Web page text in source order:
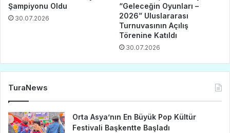
Şampiyonu Oldu
30.07.2026
“Geleceğin Oyunları –
2026” Uluslararası
Turnuvasının Açılış
Törenine Katıldı
30.07.2026
TuraNews
Orta Asya’nın En Büyük Pop Kültür
Festivali Başkentte Başladı